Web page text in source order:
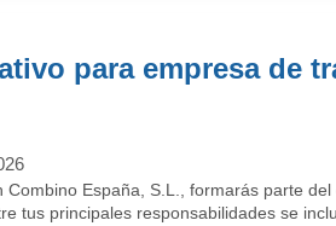
para empresa de
Combino España, S.L., formarás parte
tus principales responsabilidades se